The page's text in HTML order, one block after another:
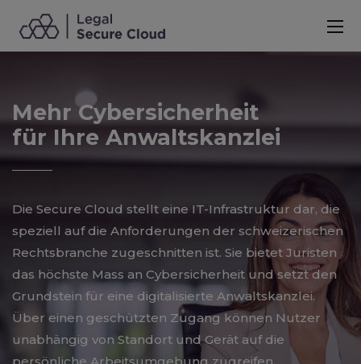
Mehr Cybersicherheit
für Ihre Anwaltskanzlei
Die Secure Cloud stellt eine IT-Infrastruktur dar, die
speziell auf die Anforderungen der schweizerischen
Rechtsbranche zugeschnitten ist. Sie bietet Juristen
das höchste Mass an Cybersicherheit und setzt den
Grundstein für eine digitalisierte Anwaltskanzlei.
Über einen geschützten Zugang können Nutzer
unabhängig von Standort und Gerät auf die